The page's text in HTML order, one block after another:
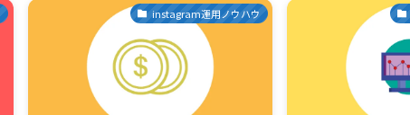
instagram運用ノウハウ